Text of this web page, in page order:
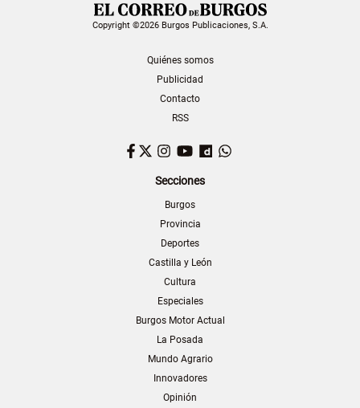
Copyright ©2026 Burgos Publicaciones, S.A.
Quiénes somos
Publicidad
Contacto
RSS
Facebook
TwitterInstagram
YouTubeDailymotion
Secciones
Burgos
Provincia
Deportes
Castilla y León
Cultura
Especiales
Burgos Motor Actual
La Posada
Mundo Agrario
Innovadores
Opinión